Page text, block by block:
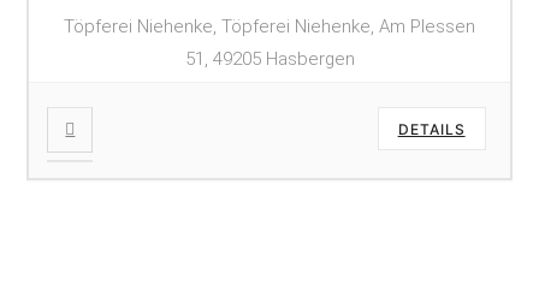
Töpferei Niehenke, Töpferei Niehenke, Am Plessen
51, 49205 Hasbergen
DETAILS